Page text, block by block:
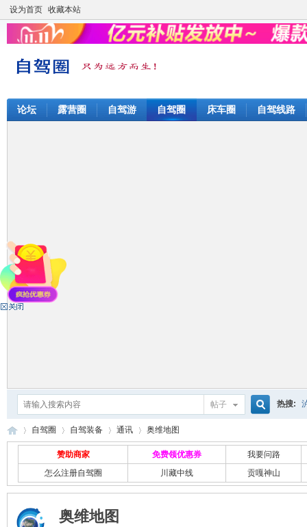
设为首页 收藏本站
论坛 露营圈 自驾游 自驾圈 床车圈 自驾线路
帖子
索
热搜:
自 ›
自驾圈
›
自驾装备
›
通讯
›
奥维地图
赞助商家 免费领优惠券
我要问路
怎么注册自驾圈
川藏中线 贡嘎神山
奥维地图